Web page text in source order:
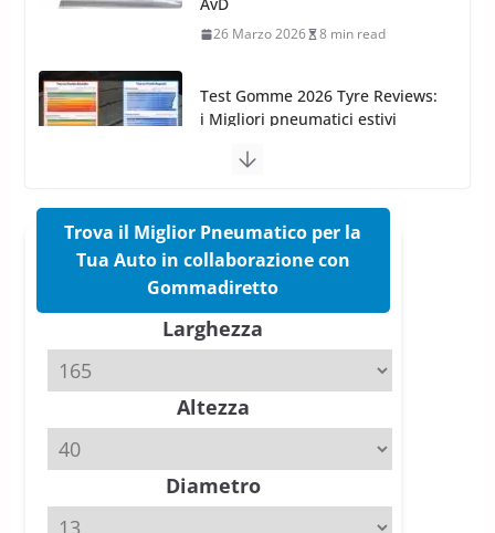
sportivi a confronto
Pirelli Cinturato 2026: due
confermano il salto tecnico del
Pirelli P Zero Trofeo RS: per
slick da battere
Michelin Pilot Sport 4 S – Test
su Range Rover Sport D350 HST
11 Aprile 2026 15 min read
Trova il Miglior Pneumatico per la
Tua Auto in collaborazione con
Gommadiretto
Larghezza
Altezza
Diametro